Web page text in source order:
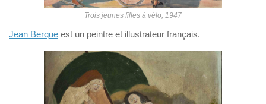
Trois jeunes filles à vélo, 1947
Jean Berque est un peintre et illustrateur français.